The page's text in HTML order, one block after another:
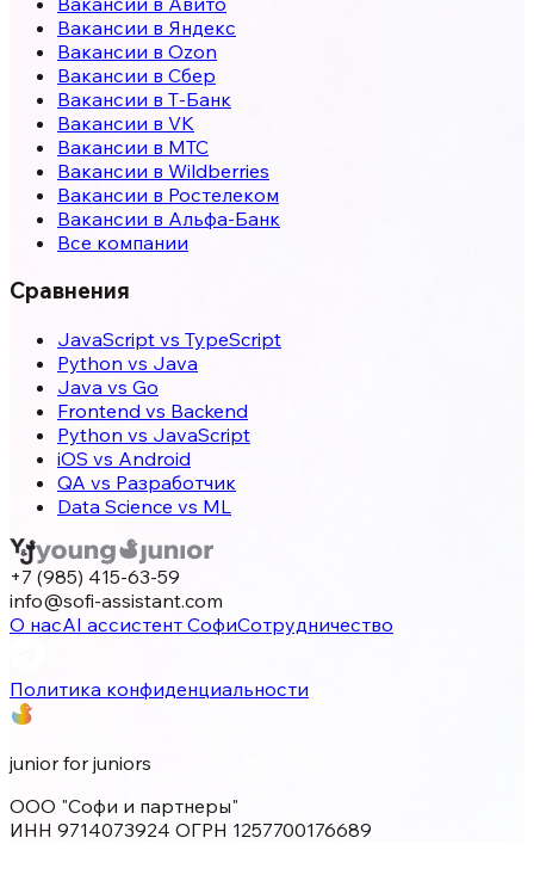
Вакансии в Яндекс
Вакансии в Ozon
Вакансии в Сбер
Вакансии в Т-Банк
Вакансии в VK
Вакансии в МТС
Вакансии в Wildberries
Вакансии в Ростелеком
Вакансии в Альфа-Банк
Все компании
Сравнения
JavaScript vs TypeScript
Python vs Java
Java vs Go
Frontend vs Backend
Python vs JavaScript
iOS vs Android
QA vs Разработчик
Data Science vs ML
+7 (985) 415-63-59
info@sofi-assistant.com
О насAI ассистент СофиСотрудничество
Политика конфиденциальности
junior for juniors
ООО "Софи и партнеры"
ИНН 9714073924 ОГРН 1257700176689